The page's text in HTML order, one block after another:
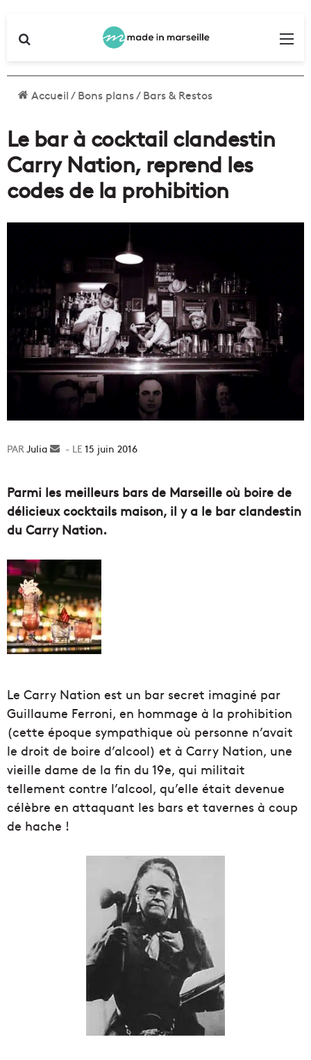
Accueil/Bons plans/Bars & Restos
Le bar à cocktail clandestin
Carry Nation, reprend les
codes de la prohibition
Julia
Envoyer15 juin 2016
Parmi les meilleurs bars de Marseille où boire de
délicieux cocktails maison, il y a le bar clandestin
du Carry Nation.
Le Carry Nation est un bar secret imaginé par
Guillaume Ferroni, en hommage à la prohibition
(cette époque sympathique où personne n’avait
le droit de boire d’alcool) et à Carry Nation, une
vieille dame de la fin du 19e, qui militait
tellement contre l’alcool, qu’elle était devenue
célèbre en attaquant les bars et tavernes à coup
de hache !